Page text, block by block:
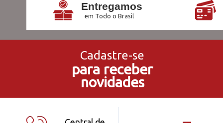
Entregamos
em Todo o Brasil
Cadastre-se
para receber
novidades